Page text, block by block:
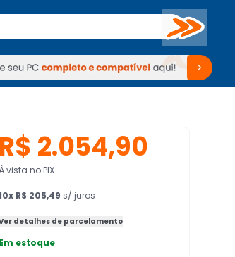
Buscar
Periféricos TV Venda no KaBuM!
Periféricos TV Venda no KaBuM!
R$ 2.054,90
À vista no PIX
x R$ 205,49 s/ juros
detalhes de parcelamento
Em estoque